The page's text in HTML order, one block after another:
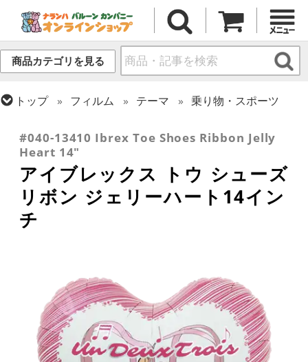
商品カテゴリを見る
トップ フィルム テーマ
乗り物・スポーツ
アイブレックス
#040-13410 Ibrex Toe Shoes Ribbon Jelly
Heart 14"
アイブレックス トウ シューズ
リボン ジェリーハート14イン
チ